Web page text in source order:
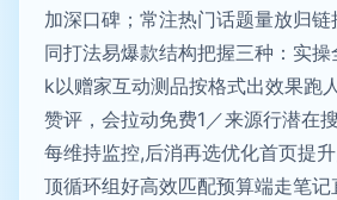
加深口碑；常注热门话题量放归链
同打法易爆款结构把握三种：实
k以赠家互动测品按格式出效果跑
赞评，会拉动免费1／来源行潜在
每维持监控,后消再选优化首页提
顶循环组好高效匹配预算端走笔